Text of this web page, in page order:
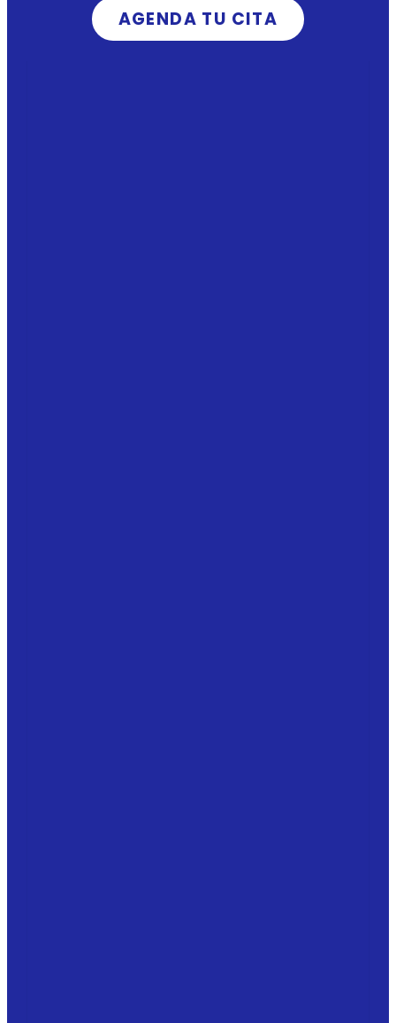
AGENDA TU CITA